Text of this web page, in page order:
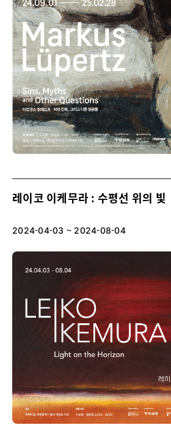
레이코 이케무라 : 수평선 위의 빛
2024-04-03 ~ 2024-08-04